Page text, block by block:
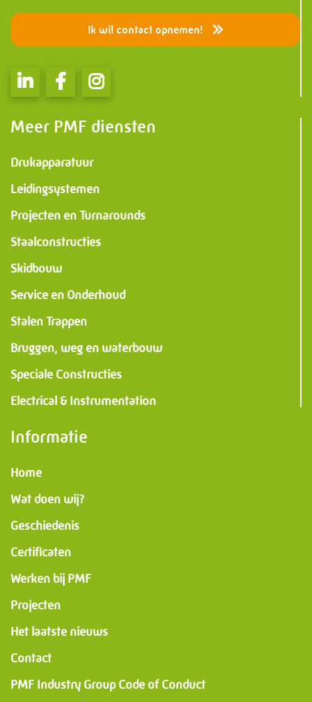
Ik wil contact opnemen!
Meer PMF diensten
Drukapparatuur
Leidingsystemen
Projecten en Turnarounds
Staalconstructies
Skidbouw
Service en Onderhoud
Stalen Trappen
Bruggen, weg en waterbouw
Speciale Constructies
Electrical & Instrumentation
Informatie
Home
Wat doen wij?
Geschiedenis
Certificaten
Werken bij PMF
Projecten
Het laatste nieuws
Contact
PMF Industry Group Code of Conduct